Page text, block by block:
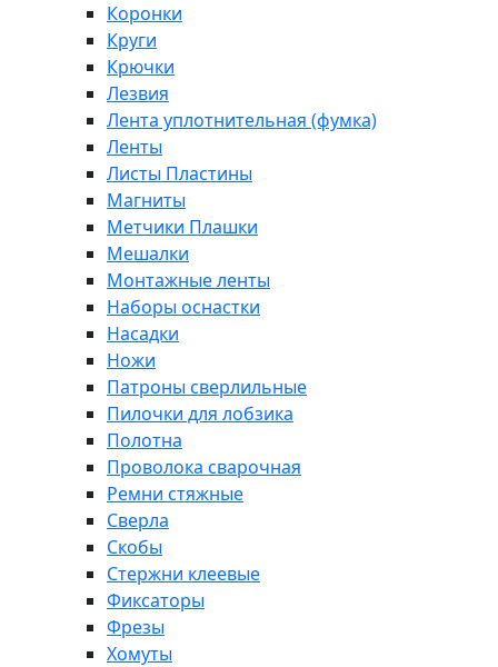
Коронки
Круги
Крючки
Лезвия
Лента уплотнительная (фумка)
Ленты
Листы Пластины
Магниты
Метчики Плашки
Мешалки
Монтажные ленты
Наборы оснастки
Насадки
Ножи
Патроны сверлильные
Пилочки для лобзика
Полотна
Проволока сварочная
Ремни стяжные
Сверла
Скобы
Стержни клеевые
Фиксаторы
Фрезы
Хомуты